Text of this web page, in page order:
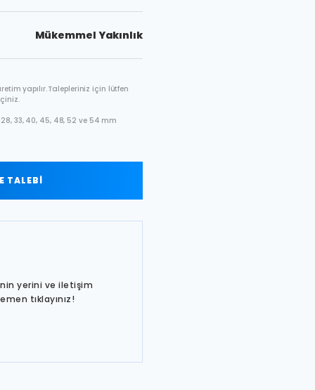
Mükemmel Yakınlık
yapılır. Talepleriniz için lütfen
33, 40, 45, 48, 52 ve 54 mm
TALEBİ
yerini ve iletişim
tıklayınız!